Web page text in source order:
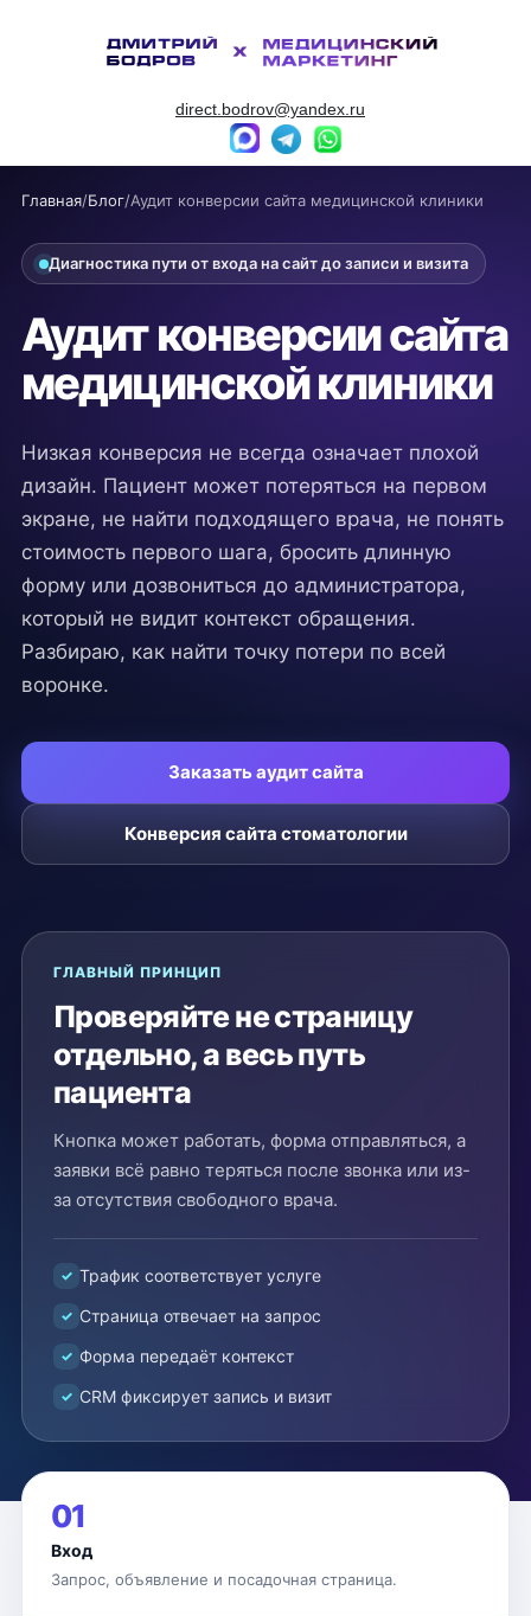
direct.bodrov@yandex.ru
Главная/Блог/Аудит конверсии сайта медицинской клиники
Диагностика пути от входа на сайт до записи и визита
Аудит конверсии сайта
медицинской клиники
Низкая конверсия не всегда означает плохой
дизайн. Пациент может потеряться на первом
экране, не найти подходящего врача, не понять
стоимость первого шага, бросить длинную
форму или дозвониться до администратора,
который не видит контекст обращения.
Разбираю, как найти точку потери по всей
воронке.
Заказать аудит сайта
Конверсия сайта стоматологии
ГЛАВНЫЙ ПРИНЦИП
Проверяйте не страницу
отдельно, а весь путь
пациента
Кнопка может работать, форма отправляться, а
заявки всё равно теряться после звонка или из-
за отсутствия свободного врача.
Трафик соответствует услуге
Страница отвечает на запрос
Форма передаёт контекст
CRM фиксирует запись и визит
01
Вход
Запрос, объявление и посадочная страница.